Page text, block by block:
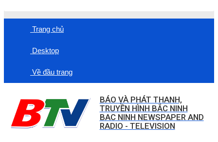
Trang chủ
Desktop
Về đầu trang
BÁO VÀ PHÁT THANH,
TRUYỀN HÌNH BẮC NINH
BAC NINH NEWSPAPER AND
RADIO - TELEVISION